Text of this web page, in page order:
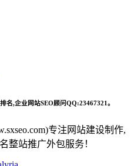
名,企业网站SEO顾问QQ:23467321。
专注网站建设制作,
整站推广外包服务！